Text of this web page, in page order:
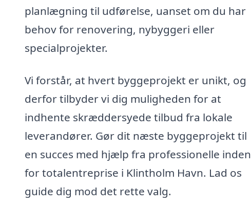
planlægning til udførelse, uanset om du har
behov for renovering, nybyggeri eller
specialprojekter.
Vi forstår, at hvert byggeprojekt er unikt, og
derfor tilbyder vi dig muligheden for at
indhente skræddersyede tilbud fra lokale
leverandører. Gør dit næste byggeprojekt til
en succes med hjælp fra professionelle inden
for totalentreprise i Klintholm Havn. Lad os
guide dig mod det rette valg.